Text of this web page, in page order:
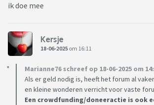
ik doe mee
Kersje
18-06-2025 om 16:11
Marianne76 schreef op 18-06-2025 om
Als er geld nodig is, heeft het forum al
en kleine wonderen verricht voor vaste
Een crowdfunding/doneeractie is ook